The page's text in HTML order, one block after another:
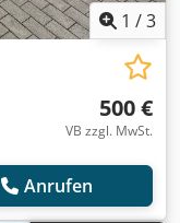
1 /3
500 €
VB zzgl. MwSt.
Anrufen